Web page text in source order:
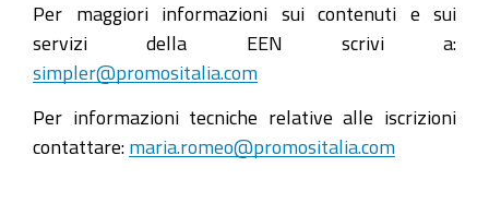
Per maggiori informazioni sui contenuti e sui
servizi della EEN scrivi a:
simpler@promositalia.com
Per informazioni tecniche relative alle iscrizioni
contattare: maria.romeo@promositalia.com